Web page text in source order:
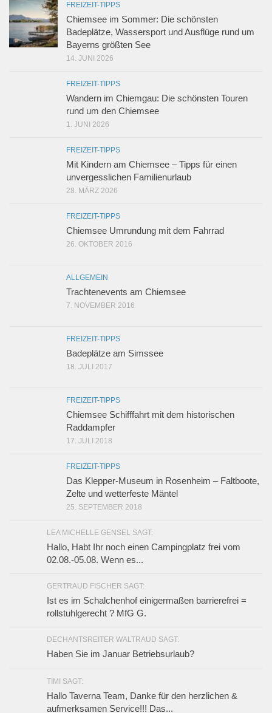
FREIZEIT-TIPPS
Chiemsee im Sommer: Die schönsten
Badeplätze, Wassersport und Ausflüge rund um
Bayerns größten See
14. JUNI 2026
FREIZEIT-TIPPS
Wandern im Chiemgau: Die schönsten Touren
rund um den Chiemsee
1. JUNI 2026
FREIZEIT-TIPPS
Mit Kindern am Chiemsee – Tipps für einen
unvergesslichen Familienurlaub
28. MÄRZ 2026
FREIZEIT-TIPPS
Chiemsee Umrundung mit dem Fahrrad
26. OKTOBER 2016
ALLGEMEIN
Trachtenevents am Chiemsee
7. NOVEMBER 2016
FREIZEIT-TIPPS
Badeplätze am Simssee
18. JULI 2017
FREIZEIT-TIPPS
Chiemsee Schifffahrt mit dem historischen
Raddampfer
17. JULI 2018
FREIZEIT-TIPPS
Das Klepper-Museum in Rosenheim – Faltboote,
Zelte und wetterfeste Mäntel
25. SEPTEMBER 2018
LEA MICHELLE GENSEL SAGT:
Hallo, Habt Ihr noch einen Campingplatz frei vom
02.08.-05.08. Wenn es...
GERTRAUD FISCHER SAGT:
Ist es im Schalchenhof einigermaßen barrierefrei =
rollstuhlgerecht ? MfG G.
DECHANTSREITER WALTRAUD SAGT:
Haben Sie im Januar Betriebsurlaub?
TIMI SAGT:
Hallo Taverna Team, Danke für den herzlichen &
aufmerksamen Service!!! Das...